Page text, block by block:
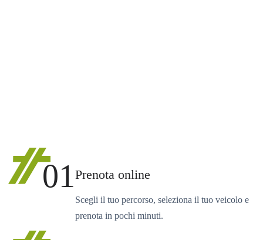
01Prenota online
Scegli il tuo percorso, seleziona il tuo veicolo e
prenota in pochi minuti.